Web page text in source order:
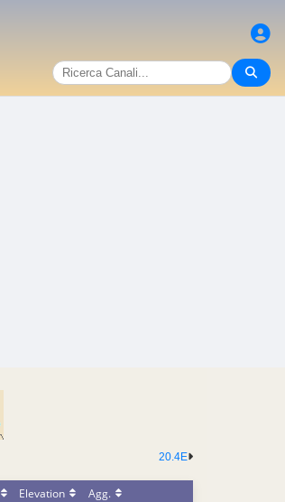
20.4E
Elevation
Agg.